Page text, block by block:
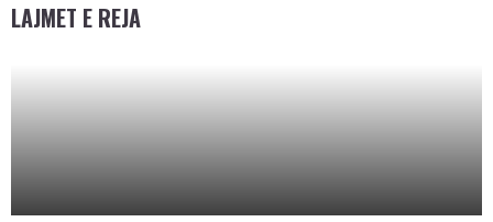
LAJMET E REJA